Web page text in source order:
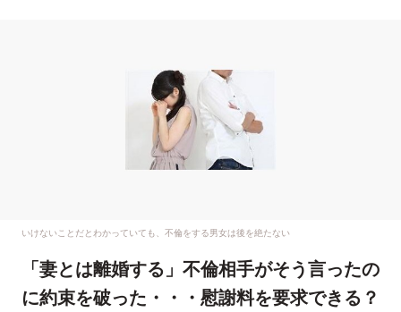
いけないことだとわかっていても、不倫をする男女は後を絶たない
「妻とは離婚する」不倫相手がそう言ったの
に約束を破った・・・慰謝料を要求できる？